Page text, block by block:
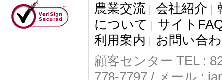
農業交流 | 会社紹介 |
について | サイト
利用案内 | お問い合
顧客センター TEL :
778-7797 / メール :